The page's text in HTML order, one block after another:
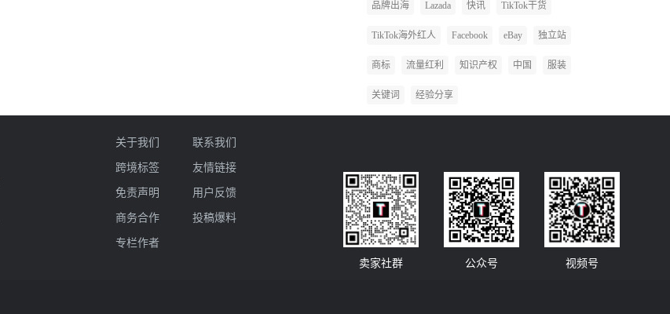
品牌出海 Lazada 快讯 TikTok干货
TikTok海外红人 Facebook eBay 独立站
商标 流量红利 知识产权 中国 服装
关键词 经验分享
关于我们
联系我们
跨境标签
友情链接
免责声明
用户反馈
商务合作
投稿爆料
专栏作者
卖家社群
公众号 视频号